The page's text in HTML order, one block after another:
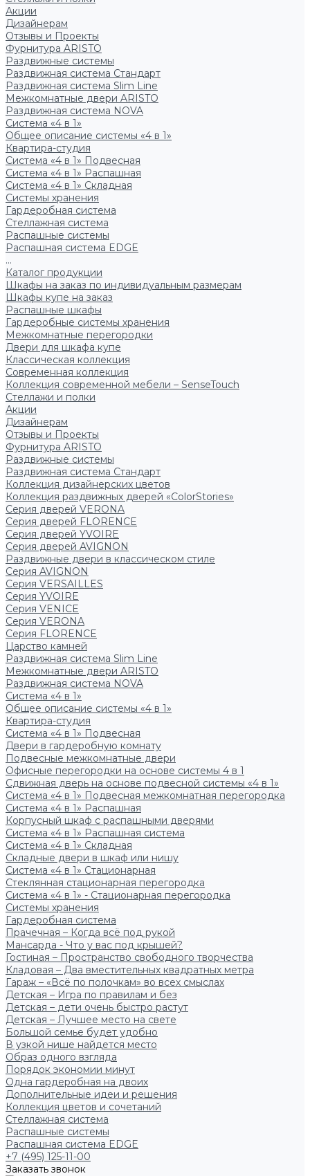
Акции
Дизайнерам
Отзывы и Проекты
Фурнитура ARISTO
Раздвижные системы
Раздвижная система Стандарт
Раздвижная система Slim Line
Межкомнатные двери ARISTO
Раздвижная система NOVA
Система «4 в 1»
Общее описание системы «4 в 1»
Квартира-студия
Система «4 в 1» Подвесная
Система «4 в 1» Распашная
Система «4 в 1» Складная
Системы хранения
Гардеробная система
Стеллажная система
Распашные системы
Распашная система EDGE
...
Каталог продукции
Шкафы на заказ по индивидуальным размерам
Шкафы купе на заказ
Распашные шкафы
Гардеробные системы хранения
Межкомнатные перегородки
Двери для шкафа купе
Классическая коллекция
Современная коллекция
Коллекция современной мебели – SenseTouch
Стеллажи и полки
Акции
Дизайнерам
Отзывы и Проекты
Фурнитура ARISTO
Раздвижные системы
Раздвижная система Стандарт
Коллекция дизайнерских цветов
Коллекция раздвижных дверей «ColorStories»
Серия дверей VERONA
Серия дверей FLORENCE
Серия дверей YVOIRE
Серия дверей AVIGNON
Раздвижные двери в классическом стиле
Серия AVIGNON
Серия VERSAILLES
Серия YVOIRE
Серия VENICE
Серия VERONA
Серия FLORENCE
Царство камней
Раздвижная система Slim Line
Межкомнатные двери ARISTO
Раздвижная система NOVA
Система «4 в 1»
Общее описание системы «4 в 1»
Квартира-студия
Система «4 в 1» Подвесная
Двери в гардеробную комнату
Подвесные межкомнатные двери
Офисные перегородки на основе системы 4 в 1
Сдвижная дверь на основе подвесной системы «4 в 1»
Система «4 в 1» Подвесная межкомнатная перегородка
Система «4 в 1» Распашная
Корпусный шкаф с распашными дверями
Система «4 в 1» Распашная система
Система «4 в 1» Складная
Складные двери в шкаф или нишу
Система «4 в 1» Стационарная
Стеклянная стационарная перегородка
Система «4 в 1» - Стационарная перегородка
Системы хранения
Гардеробная система
Прачечная – Когда всё под рукой
Мансарда - Что у вас под крышей?
Гостиная – Пространство свободного творчества
Кладовая – Два вместительных квадратных метра
Гараж – «Всё по полочкам» во всех смыслах
Детская – Игра по правилам и без
Детская – дети очень быстро растут
Детская – Лучшее место на свете
Большой семье будет удобно
В узкой нише найдется место
Образ одного взгляда
Порядок экономии минут
Одна гардеробная на двоих
Дополнительные идеи и решения
Коллекция цветов и сочетаний
Стеллажная система
Распашные системы
Распашная система EDGE
+7 (495) 125-11-00
Заказать звонок